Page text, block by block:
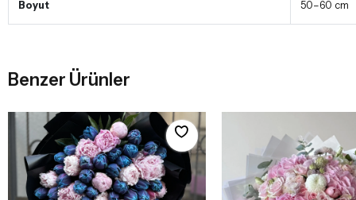
Boyut 50–60 cm
Benzer Ürünler